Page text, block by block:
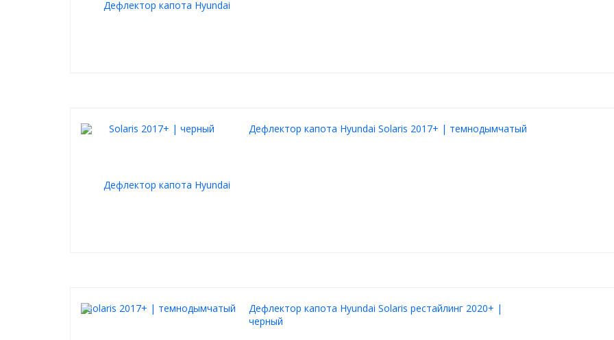
Дефлектор капота Hyundai Solaris 2017+ | темнодымчатый
Дефлектор капота Hyundai Solaris рестайлинг 2020+ |
черный